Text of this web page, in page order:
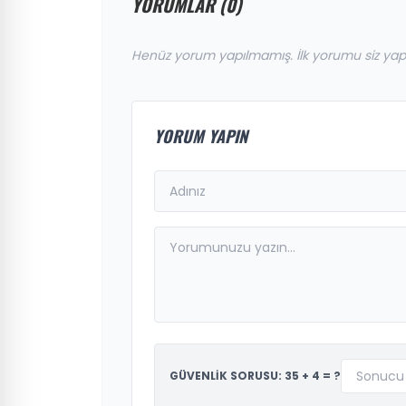
Henüz yorum yapılmamış. İlk yorumu siz
YORUM YAPIN
GÜVENLİK SORUSU: 35 + 4 = ?